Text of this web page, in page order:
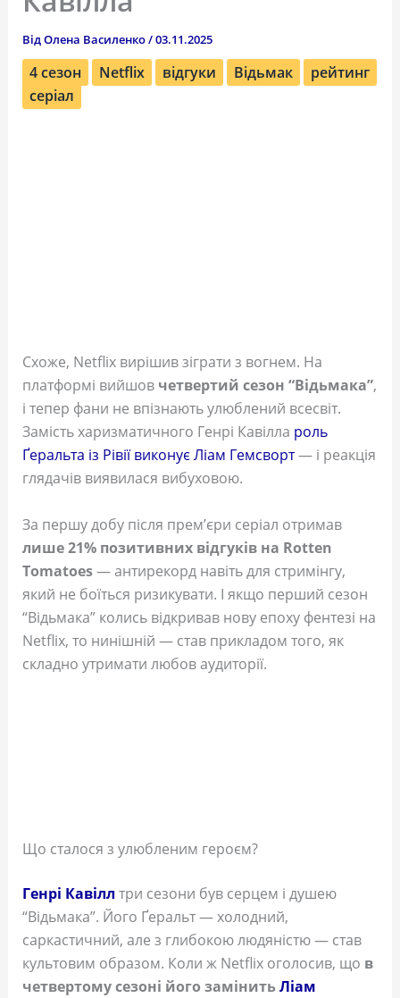
ВідОлена Василенко/03.11.2025
4 сезон Netflix відгуки Відьмак
рейтинг
серіал
Схоже, Netflix вирішив зіграти з вогнем. На
платформі вийшов четвертий сезон “Відьмака”,
і тепер фани не впізнають улюблений всесвіт.
Замість харизматичного Генрі Кавілла роль
Ґеральта із Рівії виконує Ліам Гемсворт— і реакція
глядачів виявилася вибуховою.
За першу добу після прем’єри серіал отримав
лише 21% позитивних відгуків на Rotten
Tomatoes— антирекорд навіть для стримінгу,
який не боїться ризикувати. І якщо перший сезон
“Відьмака” колись відкривав нову епоху фентезі на
Netflix, то нинішній — став прикладом того, як
складно утримати любов аудиторії.
Що сталося з улюбленим героєм?
Генрі Кавілл три сезони був серцем і душею
“Відьмака”. Його Ґеральт — холодний,
саркастичний, але з глибокою людяністю — став
культовим образом. Коли ж Netflix оголосив, що в
четвертому сезоні його замінитьЛіам